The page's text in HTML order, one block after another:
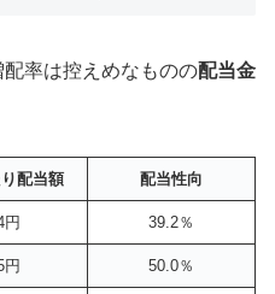
率は控えめなものの配当金
配当額 配当性向
円 39.2％
円 50.0％